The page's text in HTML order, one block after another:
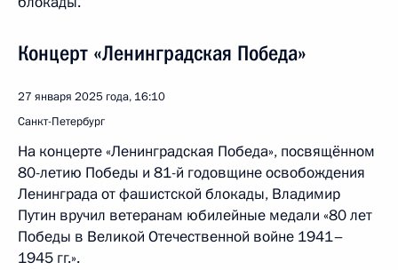
Концерт «Ленинградская Победа»
27 января 2025 года, 16:10
Санкт-Петербург
На концерте «Ленинградская Победа», посвящённом
80-летию Победы и 81-й годовщине освобождения
Ленинграда от фашистской блокады, Владимир
Путин вручил ветеранам юбилейные медали «80 лет
Победы в Великой Отечественной войне 1941–
1945 гг.».